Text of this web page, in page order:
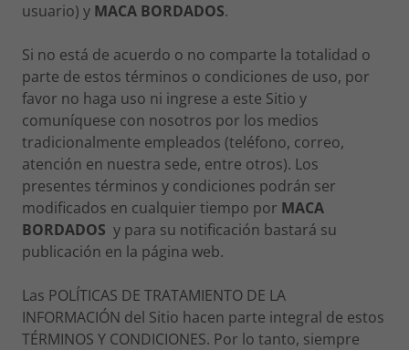
usuario) y MACA BORDADOS.
Si no está de acuerdo o no comparte la totalidad o
parte de estos términos o condiciones de uso, por
favor no haga uso ni ingrese a este Sitio y
comuníquese con nosotros por los medios
tradicionalmente empleados (teléfono, correo,
atención en nuestra sede, entre otros). Los
presentes términos y condiciones podrán ser
modificados en cualquier tiempo por MACA
BORDADOS y para su notificación bastará su
publicación en la página web.
Las POLÍTICAS DE TRATAMIENTO DE LA
INFORMACIÓN del Sitio hacen parte integral de estos
TÉRMINOS Y CONDICIONES. Por lo tanto, siempre